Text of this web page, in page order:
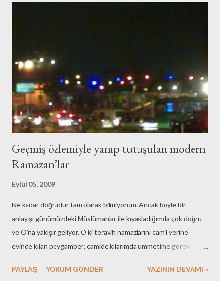
Geçmiş özlemiyle yanıp tutuşulan modern
Ramazan’lar
Eylül 05, 2009
Ne kadar doğrudur tam olarak bilmiyorum. Ancak böyle bir
anlayışı günümüzdeki Müslümanlar ile kıyasladığımda çok doğru
ve O'na yakışır geliyor. O ki teravih namazlarını camii yerine
evinde kılan peygamber; camide kılarımda ümmetime görev
eden de O, en ufak canlıya eziyet etmekten imtina eden de... Bir
PAYLAŞ YORUM GÖNDER YAZININ DEVAMI »